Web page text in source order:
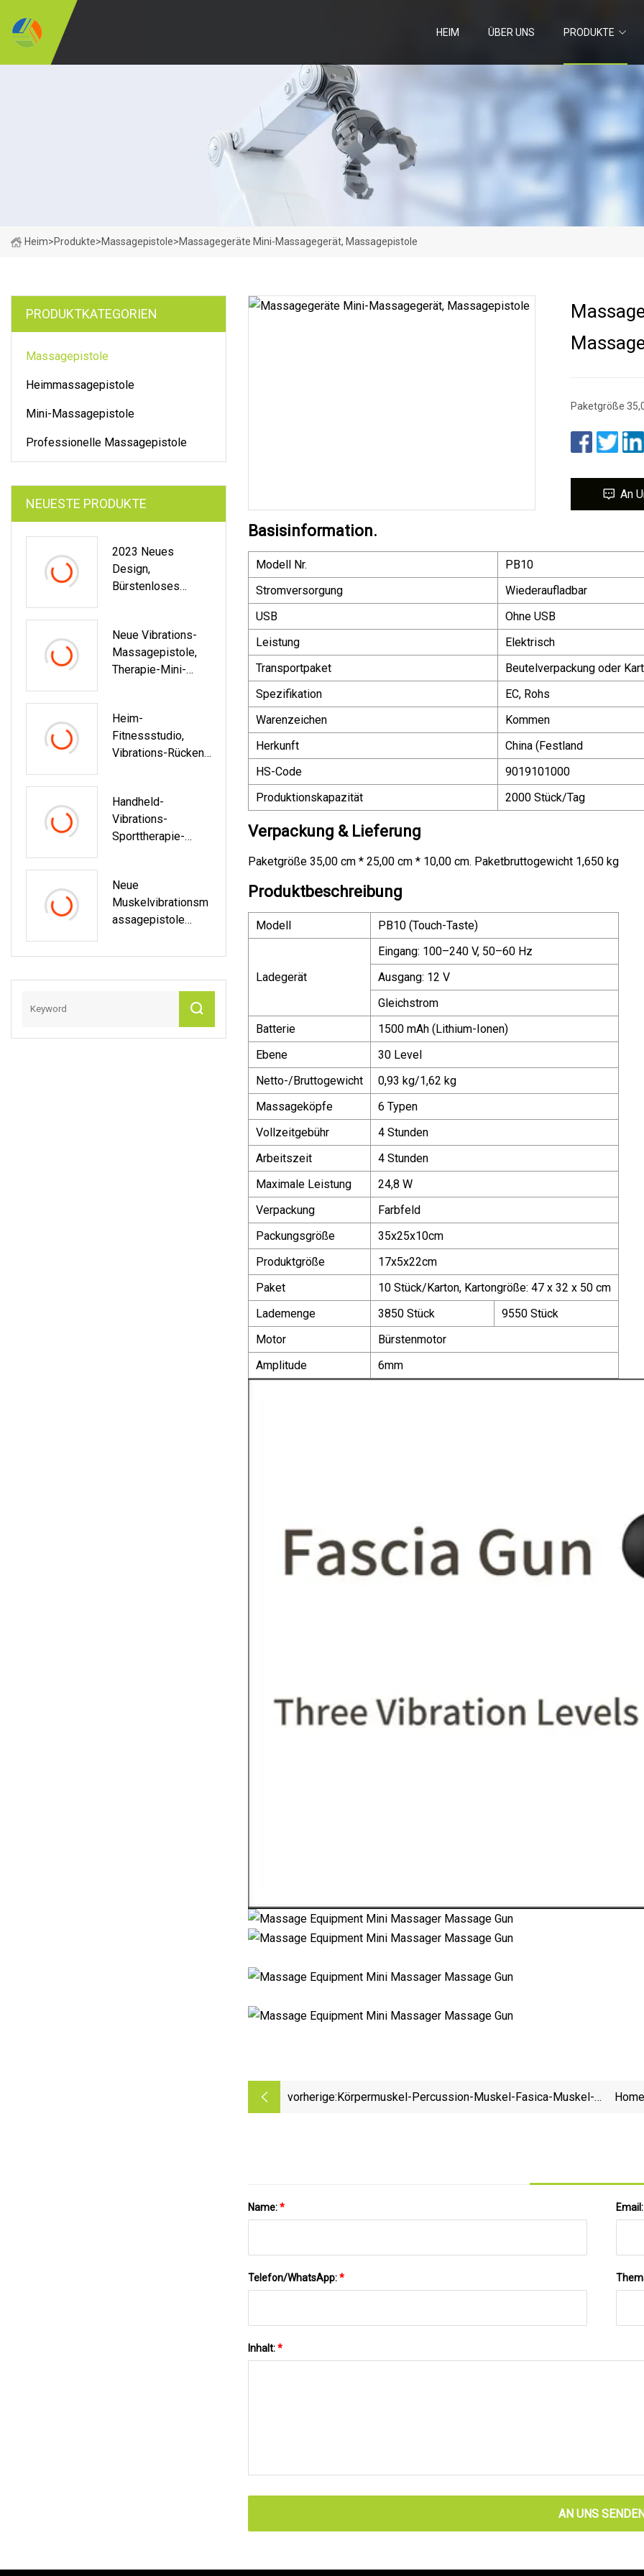
HEIM ÜBER UNS PRODUKTE
Heim>Produkte>Massagepistole>Massagegeräte Mini-Massagegerät, Massagepistole
PRODUKTKATEGORIEN
Massagepistole
Heimmassagepistole
Mini-Massagepistole
Professionelle Massagepistole
NEUESTE PRODUKTE
2023 Neues
Design,
Bürstenloses
Geringe
Schallvibration,
Muskelmassagepi
Körper Und Beine
Neue Vibrations-
Massagepistole,
Therapie-Mini-
Heim-
Fitnessstudio,
Vibrations-Rücken-
Handheld-
Vibrations-
Sporttherapie-
Massagepistole
Neue
Muskelvibrationsm
Assagepistole
Fascia Gun
Massagepistole
Paketgröße
An
Basisinformation.
Modell Nr.
PB10
Stromversorgung
Wiederaufladbar
USB
Ohne USB
Leistung
Elektrisch
Transportpaket
Beutelverpackung oder
Spezifikation
EC, Rohs
Warenzeichen
Kommen
Herkunft
China (Festland
HS-Code
9019101000
Produktionskapazität
2000 Stück/Tag
Verpackung & Lieferung
Paketgröße 35,00 cm * 25,00 cm * 10,00 cm. Paketbruttogewicht 1,650 kg
Produktbeschreibung
Modell PB10 (Touch-Taste)
Ladegerät
Eingang: 100–240 V, 50–60 Hz
Ausgang: 12 V
Gleichstrom
Batterie
1500 mAh (Lithium-Ionen)
Ebene
30 Level
Netto-/Bruttogewicht
0,93 kg/1,62 kg
Massageköpfe
6 Typen
Vollzeitgebühr
4 Stunden
Arbeitszeit
4 Stunden
Maximale Leistung
24,8 W
Verpackung
Farbfeld
Packungsgröße
35x25x10cm
Produktgröße
17x5x22cm
Paket
10 Stück/Karton, Kartongröße: 47 x 32 x 50 cm
Lademenge
3850 Stück
9550 Stück
Motor
Bürstenmotor
Amplitude
6mm
vorherige: Körpermuskel-Percussion-Muskel-Fasica-Muskel-
Name:* Email:
Telefon/WhatsApp:*
Inhalt:*
AN UNS